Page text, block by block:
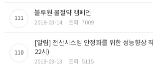
111
블루원 물절약 캠페인
2018-03-14 조회 : 7009
110
[알림] 전산시스템 안정화를 위한 성능향상
22시)
2018-03-13 조회 : 5115